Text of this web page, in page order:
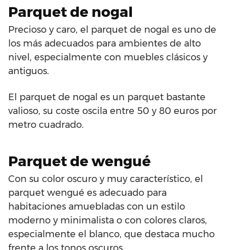
Parquet de nogal
Precioso y caro, el parquet de nogal es uno de
los más adecuados para ambientes de alto
nivel, especialmente con muebles clásicos y
antiguos.
El parquet de nogal es un parquet bastante
valioso, su coste oscila entre 50 y 80 euros por
metro cuadrado.
Parquet de wengué
Con su color oscuro y muy característico, el
parquet wengué es adecuado para
habitaciones amuebladas con un estilo
moderno y minimalista o con colores claros,
especialmente el blanco, que destaca mucho
frente a los tonos oscuros.